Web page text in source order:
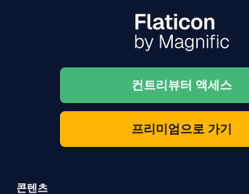
컨트리뷰터 액세스
프리미엄으로 가기
콘텐츠